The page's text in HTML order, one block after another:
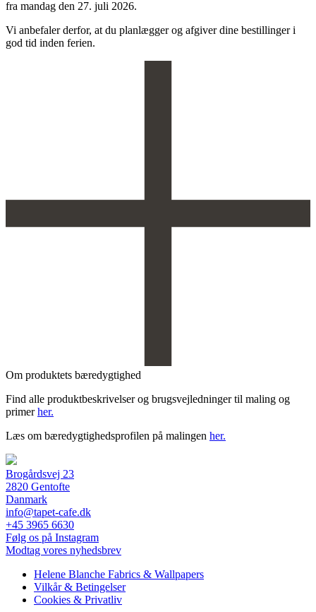
fra mandag den 27. juli 2026.
Vi anbefaler derfor, at du planlægger og afgiver dine bestillinger i
god tid inden ferien.
Om produktets bæredygtighed
Find alle produktbeskrivelser og brugsvejledninger til maling og
primerher.
Læs om bæredygtighedsprofilen på malingen her.
Brogårdsvej 23
2820 Gentofte
Danmark
info@tapet-cafe.dk
+45 3965 6630
Følg os på Instagram
Modtag vores nyhedsbrev
Helene Blanche Fabrics & Wallpapers
Vilkår & Betingelser
Cookies & Privatliv